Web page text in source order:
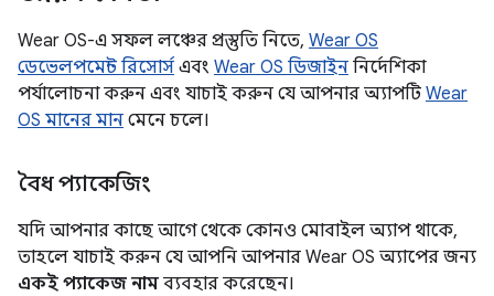
Wear OS-এ সফল লঞ্চের প্রস্তুতি নিতে, Wear OS
ডেভেলপমেন্ট রিসোর্স এবং Wear OS ডিজাইন নির্দেশিকা
পর্যালোচনা করুন এবং যাচাই করুন যে আপনার অ্যাপটি Wear
OS মানের মান মেনে চলে।
বৈধ প্যাকেজিং
যদি আপনার কাছে আগে থেকে কোনও মোবাইল অ্যাপ থাকে,
তাহলে যাচাই করুন যে আপনি আপনার Wear OS অ্যাপের জন্য
একই প্যাকেজ নাম ব্যবহার করেছেন।